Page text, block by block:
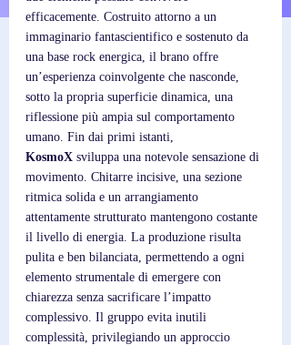
efficacemente. Costruito attorno a un
immaginario fantascientifico e sostenuto da
una base rock energica, il brano offre
un’esperienza coinvolgente che nasconde,
sotto la propria superficie dinamica, una
riflessione più ampia sul comportamento
umano. Fin dai primi istanti,
KosmoX sviluppa una notevole sensazione di
movimento. Chitarre incisive, una sezione
ritmica solida e un arrangiamento
attentamente strutturato mantengono costante
il livello di energia. La produzione risulta
pulita e ben bilanciata, permettendo a ogni
elemento strumentale di emergere con
chiarezza senza sacrificare l’impatto
complessivo. Il gruppo evita inutili
complessità, privilegiando un approccio